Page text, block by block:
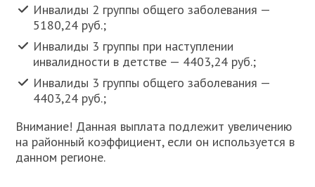
Инвалиды 2 группы общего заболевания —
5180,24 руб.;
Инвалиды 3 группы при наступлении
инвалидности в детстве — 4403,24 руб.;
Инвалиды 3 группы общего заболевания —
4403,24 руб.;
Внимание! Данная выплата подлежит увеличению
на районный коэффициент, если он используется в
данном регионе.